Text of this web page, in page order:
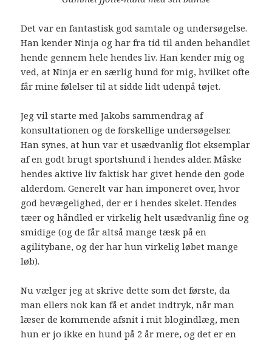
Det var en fantastisk god samtale og undersøgelse.
Han kender Ninja og har fra tid til anden behandlet
hende gennem hele hendes liv. Han kender mig og
ved, at Ninja er en særlig hund for mig, hvilket ofte
får mine følelser til at sidde lidt udenpå tøjet.
Jeg vil starte med Jakobs sammendrag af
konsultationen og de forskellige undersøgelser.
Han synes, at hun var et usædvanlig flot eksemplar
af en godt brugt sportshund i hendes alder. Måske
hendes aktive liv faktisk har givet hende den gode
alderdom. Generelt var han imponeret over, hvor
god bevægelighed, der er i hendes skelet. Hendes
tæer og håndled er virkelig helt usædvanlig fine og
smidige (og de får altså mange tæsk på en
agilitybane, og der har hun virkelig løbet mange
løb).
Nu vælger jeg at skrive dette som det første, da
man ellers nok kan få et andet indtryk, når man
læser de kommende afsnit i mit blogindlæg, men
hun er jo ikke en hund på 2 år mere, og det er en